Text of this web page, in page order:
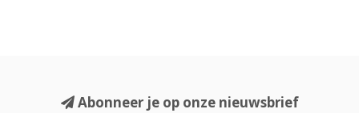
Abonneer je op onze nieuwsbrief